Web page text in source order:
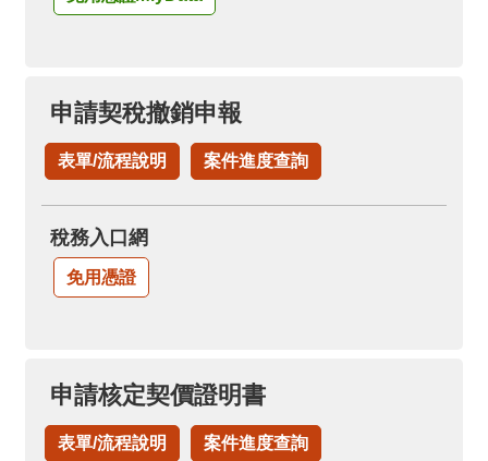
申請契稅撤銷申報
表單/流程說明 案件進度查詢
稅務入口網
免用憑證
申請核定契價證明書
表單/流程說明 案件進度查詢